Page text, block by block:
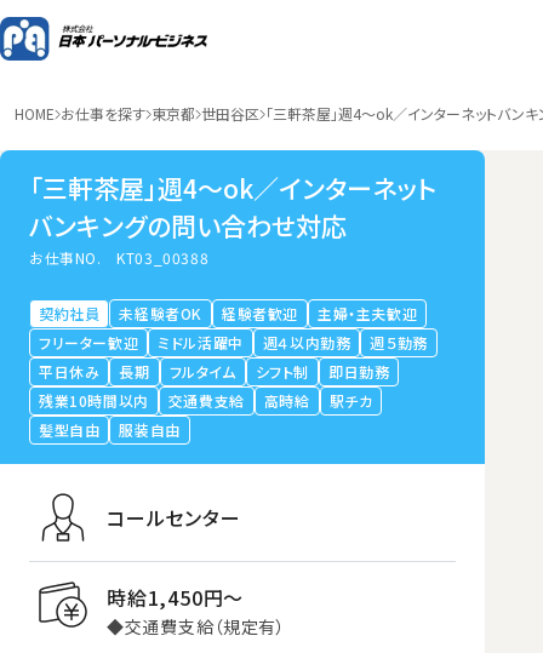
HOME お仕事を探す 東京都 世田谷区 「三軒茶屋」週4～ok／インターネットバン
「三軒茶屋」週4～ok／インターネット
バンキングの問い合わせ対応
お仕事NO.KT03_00388
契約社員 未経験者OK 経験者歓迎
主婦・主夫歓迎
フリーター歓迎
ミドル活躍中 週４以内勤務
週５勤務
平日休み
長期 フルタイム シフト制
即日勤務
残業10時間以内
交通費支給 高時給
駅チカ
髪型自由
服装自由
コールセンター
時給1,450円〜
◆交通費支給（規定有）